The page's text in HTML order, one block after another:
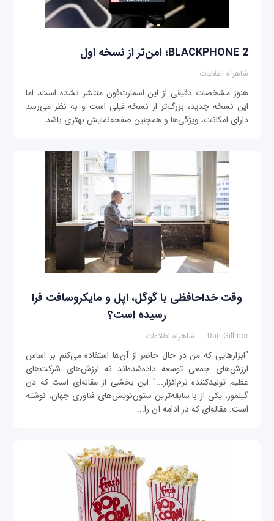
BLACKPHONE 2؛ امن‌تر از نسخه اول
شاهراه اطلاعات
هنوز مشخصات دقیقی از این اسمارت‌فون منتشر نشده است، اما
این نسخه جدید، بزرگ‌تر از نسخه قبلی است و به نظر می‌رسد
دارای امکانات، ویژگی‌ها و همچنین صفحه‌نمایش بهتری باشد.
وقت خداحافظی با گوگل، اپل و مایکروسافت فرا
رسیده است؟
Dan Gillmor شاهراه اطلاعات
"ابزارهایی که من در حال حاضر از آن‌ها استفاده می‌کنم بر اساس
ارزش‌های جمعی توسعه داده‌شده‌اند نه ارزش‌های شرکت‌های
عظیم تولیدکننده نرم‌افزار..." این بخشی از مقاله‌ای است که دن
گیلمور، یکی از با سابقه‌ترین ستون‌نویس‌های فناوری جهان، نوشته
است. مقاله‌ای که در ادامه آن را...